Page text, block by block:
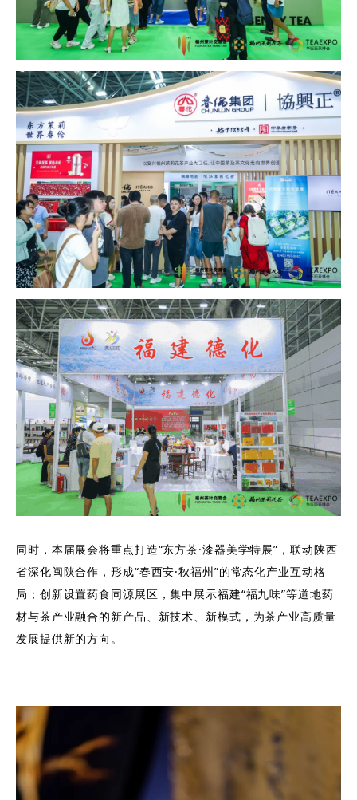
同时，本届展会将重点打造“东方茶·漆器美学特展”，联动陕西
省深化闽陕合作，形成“春西安·秋福州”的常态化产业互动格
局；创新设置药食同源展区，集中展示福建“福九味”等道地药
材与茶产业融合的新产品、新技术、新模式，为茶产业高质量
发展提供新的方向。